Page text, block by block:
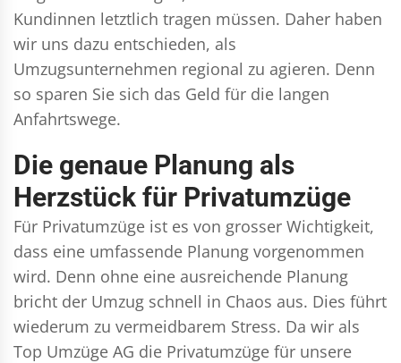
Kundinnen letztlich tragen müssen. Daher haben
wir uns dazu entschieden, als
Umzugsunternehmen regional zu agieren. Denn
so sparen Sie sich das Geld für die langen
Anfahrtswege.
Die genaue Planung als
Herzstück für Privatumzüge
Für Privatumzüge ist es von grosser Wichtigkeit,
dass eine umfassende Planung vorgenommen
wird. Denn ohne eine ausreichende Planung
bricht der Umzug schnell in Chaos aus. Dies führt
wiederum zu vermeidbarem Stress. Da wir als
Top Umzüge AG die Privatumzüge für unsere